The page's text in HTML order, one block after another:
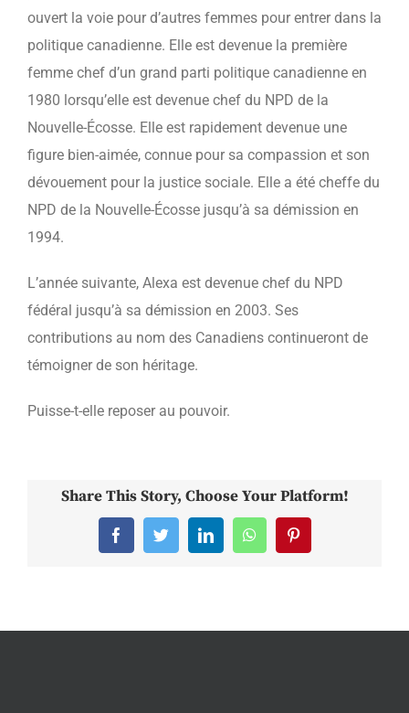
ouvert la voie pour d’autres femmes pour entrer dans la
politique canadienne. Elle est devenue la première
femme chef d’un grand parti politique canadienne en
1980 lorsqu’elle est devenue chef du NPD de la
Nouvelle-Écosse. Elle est rapidement devenue une
figure bien-aimée, connue pour sa compassion et son
dévouement pour la justice sociale. Elle a été cheffe du
NPD de la Nouvelle-Écosse jusqu’à sa démission en
1994.
L’année suivante, Alexa est devenue chef du NPD
fédéral jusqu’à sa démission en 2003. Ses
contributions au nom des Canadiens continueront de
témoigner de son héritage.
Puisse-t-elle reposer au pouvoir.
Share This Story, Choose Your Platform!
FacebookTwitterLinkedInWhatsAppPinterest